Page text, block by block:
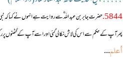
5844. حضرت جابر بن عبداللہ ؓ سے روایت ہے انہوں نے کہا کہ
پھر آپ کے حکم سے اس کی لاش نکالی گئی اور اسے آپ کے گٹھنوں پر
أعلم...